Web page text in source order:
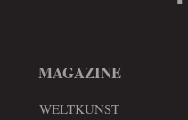
MAGAZINE
WELTKUNST